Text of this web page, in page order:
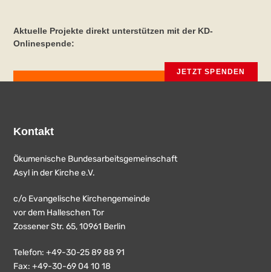
Aktuelle Projekte direkt unterstützen mit der KD-
Onlinespende:
JETZT SPENDEN
Kontakt
Ökumenische Bundesarbeitsgemeinschaft
Asyl in der Kirche e.V.
c/o Evangelische Kirchengemeinde
vor dem Halleschen Tor
Zossener Str. 65, 10961 Berlin
Telefon: +49-30-25 89 88 91
Fax: +49-30-69 04 10 18